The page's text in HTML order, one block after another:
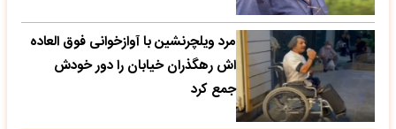
مرد ویلچرنشین با آوازخوانی فوق العاده
اش رهگذران خیابان را دور خودش
جمع کرد